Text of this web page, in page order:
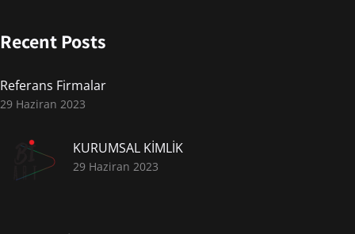
Recent Posts
Referans Firmalar
29 Haziran 2023
KURUMSAL KİMLİK
29 Haziran 2023